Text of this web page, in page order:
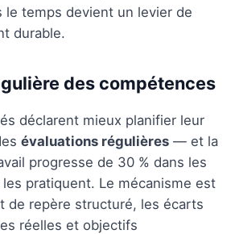
le temps devient un levier de
durable.
des compétences
déclarent mieux planifier leur
évaluations régulières — et la
progresse de 30 % dans les
pratiquent. Le mécanisme est
de repère structuré, les écarts
réelles et objectifs